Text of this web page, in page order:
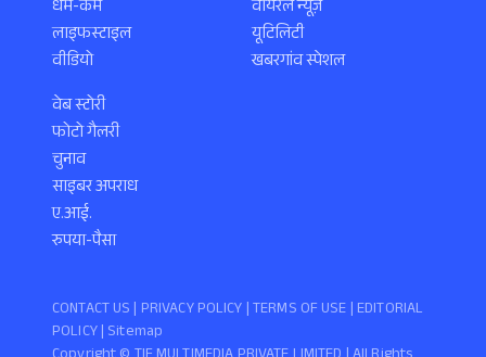
धर्म-कर्म
लाइफस्टाइल
वीडियो
वायरल न्यूज़
यूटिलिटी
खबरगांव स्पेशल
वेब स्टोरी
फोटो गैलरी
चुनाव
साइबर अपराध
ए.आई.
रुपया-पैसा
CONTACT US | PRIVACY POLICY |TERMS OF USE | EDITORIAL
POLICY| Sitemap